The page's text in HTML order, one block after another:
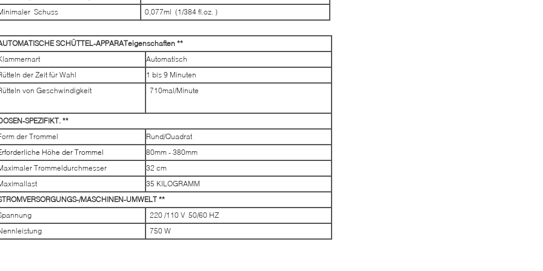
Schuss
0,077ml (1/384 fl.oz. )
SCHÜTTEL-APPARATeigenschaften **
Automatisch
der Zeit für Wahl
1 bis 9 Minuten
von Geschwindigkeit
710mal/Minute
SPEZIFIKT. **
der Trommel
Rund/Quadrat
Höhe der Trommel
80mm - 380mm
Trommeldurchmesser
32 cm
35 KILOGRAMM
MASCHINEN-UMWELT **
220 /110 V 50/60 HZ
750 W